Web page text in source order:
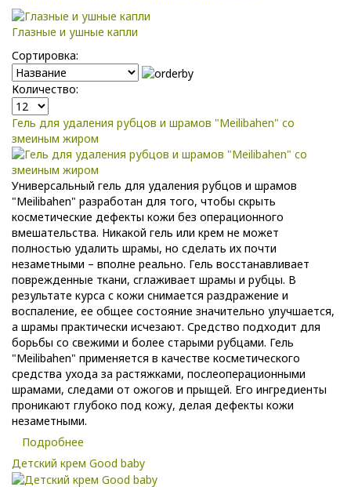
Глазные и ушные капли
Сортировка:
Количество:
Гель для удаления рубцов и шрамов "Meilibahen" со
змеиным жиром
Универсальный гель для удаления рубцов и шрамов
"Meilibahen" разработан для того, чтобы скрыть
косметические дефекты кожи без операционного
вмешательства. Никакой гель или крем не может
полностью удалить шрамы, но сделать их почти
незаметными – вполне реально. Гель восстанавливает
поврежденные ткани, сглаживает шрамы и рубцы. В
результате курса с кожи снимается раздражение и
воспаление, ее общее состояние значительно улучшается,
а шрамы практически исчезают. Средство подходит для
борьбы со свежими и более старыми рубцами. Гель
"Meilibahen" применяется в качестве косметического
средства ухода за растяжками, послеоперационными
шрамами, следами от ожогов и прыщей. Его ингредиенты
проникают глубоко под кожу, делая дефекты кожи
незаметными.
Подробнее
Детский крем Good baby